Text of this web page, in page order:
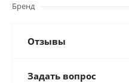
Бренд
Отзывы
Задать вопрос